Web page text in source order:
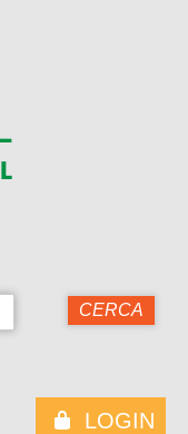
LOGIN